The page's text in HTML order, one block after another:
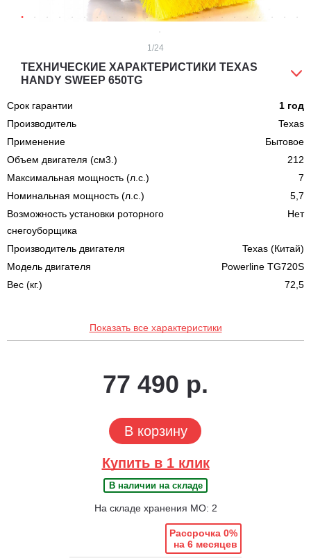
1 /24
ТЕХНИЧЕСКИЕ ХАРАКТЕРИСТИКИ TEXAS
HANDY SWEEP 650TG
Срок гарантии
1 год
Производитель
Texas
Применение
Бытовое
Объем двигателя (см3.)
212
Максимальная мощность (л.с.)
7
Номинальная мощность (л.с.)
5,7
Возможность установки роторного
снегоуборщика
Нет
Производитель двигателя
Texas (Китай)
Модель двигателя
Powerline TG720S
Вес (кг.)
72,5
Показать все характеристики
77 490 р.
В корзину
Купить в 1 клик
В наличии на складе
На складе хранения МО: 2
Рассрочка 0%
на 6 месяцев